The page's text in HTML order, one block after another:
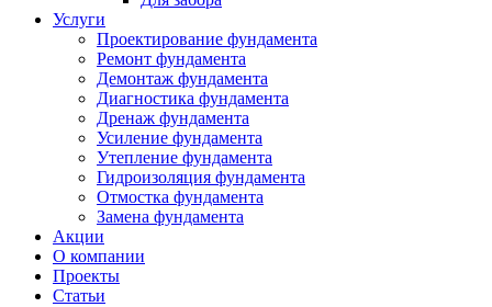
Услуги
Проектирование фундамента
Ремонт фундамента
Демонтаж фундамента
Диагностика фундамента
Дренаж фундамента
Усиление фундамента
Утепление фундамента
Гидроизоляция фундамента
Отмостка фундамента
Замена фундамента
Акции
О компании
Проекты
Статьи